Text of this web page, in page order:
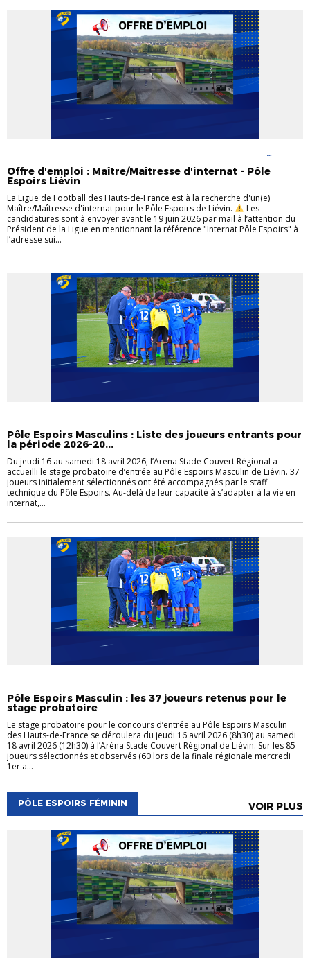
Offre d'emploi : Maître/Maîtresse d'internat - Pôle
Espoirs Liévin
La Ligue de Football des Hauts-de-France est à la recherche d'un(e)
Maître/Maîtresse d'internat pour le Pôle Espoirs de Liévin.
Les
candidatures sont à envoyer avant le 19 juin 2026 par mail à l’attention du
Président de la Ligue en mentionnant la référence "Internat Pôle Espoirs" à
l’adresse sui...
Pôle Espoirs Masculins : Liste des joueurs entrants pour
la période 2026-20...
Du jeudi 16 au samedi 18 avril 2026, l’Arena Stade Couvert Régional a
accueilli le stage probatoire d’entrée au Pôle Espoirs Masculin de Liévin. 37
joueurs initialement sélectionnés ont été accompagnés par le staff
technique du Pôle Espoirs. Au-delà de leur capacité à s’adapter à la vie en
internat,...
Pôle Espoirs Masculin : les 37 joueurs retenus pour le
stage probatoire
Le stage probatoire pour le concours d’entrée au Pôle Espoirs Masculin
des Hauts-de-France se déroulera du jeudi 16 avril 2026 (8h30) au samedi
18 avril 2026 (12h30) à l’Aréna Stade Couvert Régional de Liévin. Sur les 85
joueurs sélectionnés et observés (60 lors de la finale régionale mercredi
1er a...
PÔLE ESPOIRS FÉMININ VOIR PLUS